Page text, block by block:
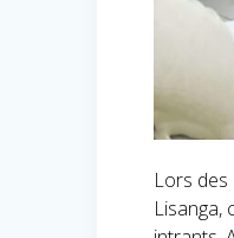
Lors des
Lisanga,